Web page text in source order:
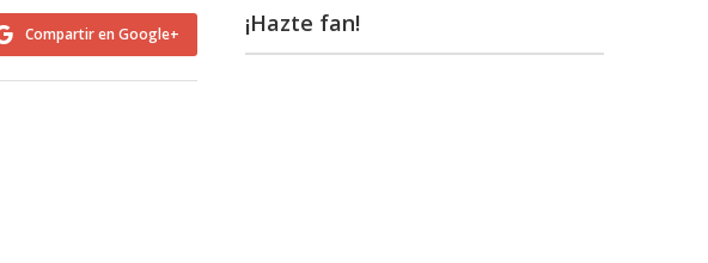
Compartir en Google+ ¡Hazte fan!